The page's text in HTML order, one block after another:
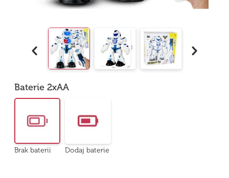
Baterie 2xAA
Brak baterii Dodaj baterie